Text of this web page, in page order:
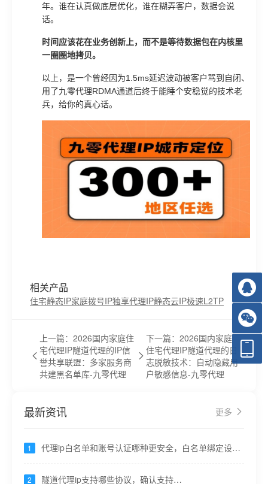
年。谁在认真做底层优化，谁在糊弄客户，数据会说
话。
时间应该花在业务创新上，而不是等待数据包在内核里
一圈圈地拷贝。
以上，是一个曾经因为1.5ms延迟波动被客户骂到自闭、
用了九零代理RDMA通道后终于能睡个安稳觉的技术老
兵，给你的真心话。
相关产品
住宅静态IP家庭拨号IP独享代理IP静态云IP极速L2TP
上一篇：2026国内家庭住
宅代理IP隧道代理的IP信
誉共享联盟：多家服务商
共建黑名单库-九零代理
下一篇：2026国内家庭
住宅代理IP隧道代理的日
志脱敏技术：自动隐藏用
户敏感信息-九零代理
最新资讯 更多
1
代理ip白名单和账号认证哪种更安全，白名单绑定设
2 隧道代理ip支持哪些协议，确认支持